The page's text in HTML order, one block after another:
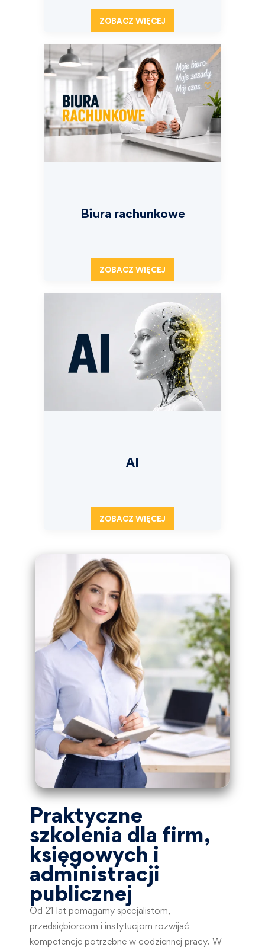
ZOBACZ WIĘCEJ
Biura rachunkowe
ZOBACZ WIĘCEJ
AI
ZOBACZ WIĘCEJ
Praktyczne
szkolenia dla firm,
księgowych i
administracji
publicznej
Od 21 lat pomagamy specjalistom,
przedsiębiorcom i instytucjom rozwijać
kompetencje potrzebne w codziennej pracy. W